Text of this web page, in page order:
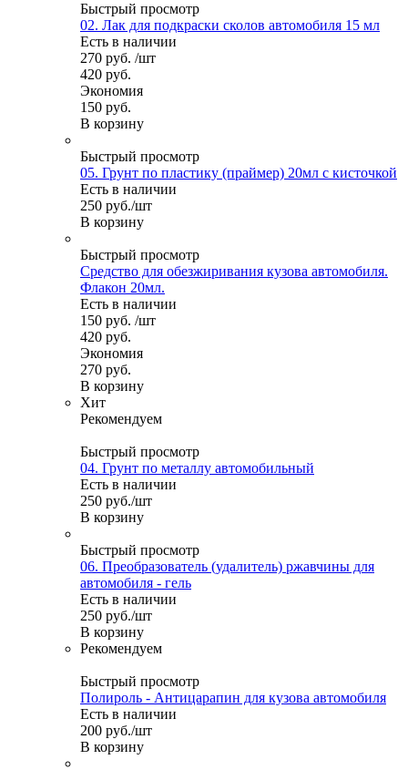
Быстрый просмотр
02. Лак для подкраски сколов автомобиля 15 мл
Есть в наличии
270 руб. /шт
420 руб.
Экономия
150 руб.
В корзину
Быстрый просмотр
05. Грунт по пластику (праймер) 20мл с кисточкой
Есть в наличии
250 руб./шт
В корзину
Быстрый просмотр
Средство для обезжиривания кузова автомобиля.
Флакон 20мл.
Есть в наличии
150 руб. /шт
420 руб.
Экономия
270 руб.
В корзину
Хит
Рекомендуем
Быстрый просмотр
04. Грунт по металлу автомобильный
Есть в наличии
250 руб./шт
В корзину
Быстрый просмотр
06. Преобразователь (удалитель) ржавчины для
автомобиля - гель
Есть в наличии
250 руб./шт
В корзину
Рекомендуем
Быстрый просмотр
Полироль - Антицарапин для кузова автомобиля
Есть в наличии
200 руб./шт
В корзину